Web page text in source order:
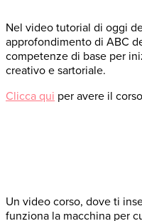
Nel video tutorial di oggi
approfondimento di ABC
competenze di base per
creativo e sartoriale.
Clicca qui per avere il
Un video corso, dove ti
funziona la macchina per